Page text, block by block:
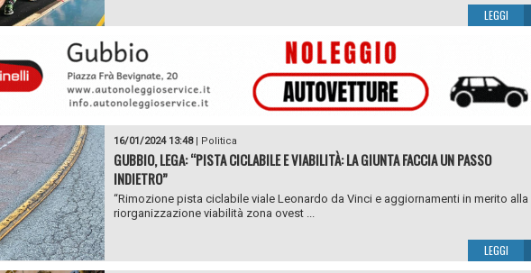
LEGGI
16/01/2024 13:48| Politica
GUBBIO, LEGA: “PISTA CICLABILE E VIABILITÀ: LA GIUNTA FACCIA UN PASSO
INDIETRO”
“Rimozione pista ciclabile viale Leonardo da Vinci e aggiornamenti in merito alla
riorganizzazione viabilità zona ovest ...
LEGGI